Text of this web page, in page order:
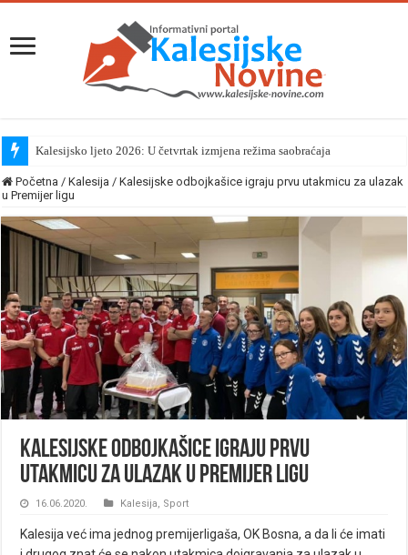
Kalesijsko ljeto 2026: U četvrtak izmjena režima saobraćaja
Početna / Kalesija / Kalesijske odbojkašice igraju prvu utakmicu za ulazak
u Premijer ligu
Kalesijske odbojkašice igraju prvu
utakmicu za ulazak u Premijer ligu
16.06.2020. Kalesija, Sport
Kalesija već ima jednog premijerligaša, OK Bosna, a da li će imati